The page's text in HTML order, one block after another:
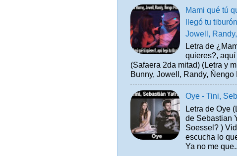
Mami qué tú
llegó tu
Jowell,
Letra de
quieres?,
(Safaera 2da mitad) (Letra y
Bunny, Jowell, Randy, Ñengo
Oye - Tini,
Letra de Oye
de Sebastian
Soessel? )
escucha lo
Ya no me